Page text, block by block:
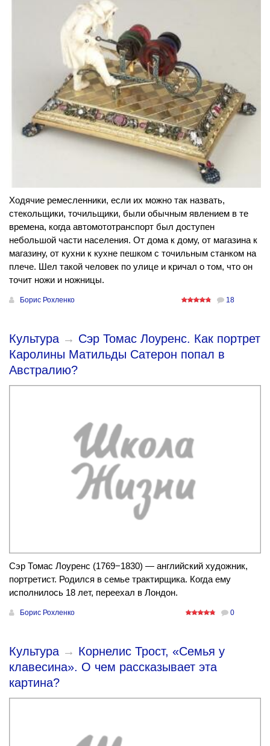
Ходячие ремесленники, если их можно так назвать,
стекольщики, точильщики, были обычным явлением в те
времена, когда автомототранспорт был доступен
небольшой части населения. От дома к дому, от магазина к
магазину, от кухни к кухне пешком с точильным станком на
плече. Шел такой человек по улице и кричал о том, что он
точит ножи и ножницы.
Борис Рохленко 18
Культура → Сэр Томас Лоуренс. Как портрет
Каролины Матильды Сатерон попал в
Австралию?
Сэр Томас Лоуренс (1769−1830) — английский художник,
портретист. Родился в семье трактирщика. Когда ему
исполнилось 18 лет, переехал в Лондон.
Борис Рохленко 0
Культура → Корнелис Трост, «Семья у
клавесина». О чем рассказывает эта
картина?